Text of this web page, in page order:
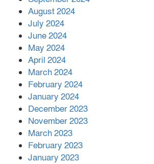
August 2024
July 2024
June 2024
May 2024
April 2024
March 2024
February 2024
January 2024
December 2023
November 2023
March 2023
February 2023
January 2023